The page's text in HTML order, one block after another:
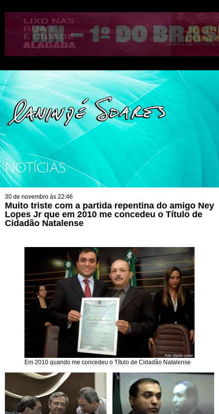
NOTÍCIAS
30 de novembro às 22:46
Muito triste com a partida repentina do amigo Ney
Lopes Jr que em 2010 me concedeu o Título de
Cidadão Natalense
Em 2010 quando me concedeu o Título de Cidadão Natalense